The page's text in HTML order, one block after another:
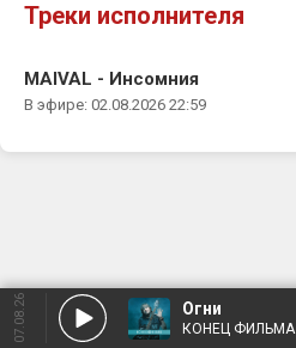
Треки исполнителя
MAIVAL - Инсомния
В эфире: 02.08.2026 22:59
07.08.26 Огни
КОНЕЦ ФИЛЬМА